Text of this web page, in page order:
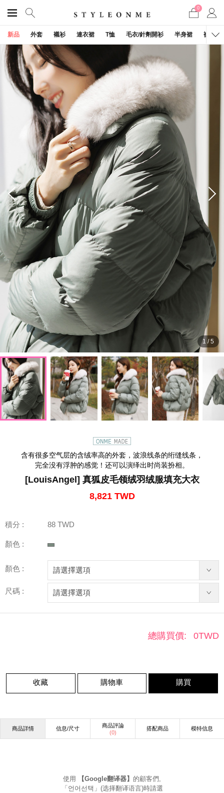
0
新品 外套 襯衫 連衣裙 T恤 毛衣/針劑開衫 半身裙 褲子
1 /5
含有很多空气层的含绒率高的外套，波浪线条的绗缝线条，
完全没有浮肿的感觉！还可以演绎出时尚装扮相。
[LouisAngel] 真狐皮毛领绒羽绒服填充大衣
8,821 TWD
積分 : 88 TWD
顏色 :
顏色 :
尺碼 :
總購買價: 0TWD
收藏 購物車 購買
商品詳情 信息/尺寸
商品評論
(0)
搭配商品 模特信息
使用 【Google翻译器】 的顧客們,
「언어선택」(选择翻译语言)時請選